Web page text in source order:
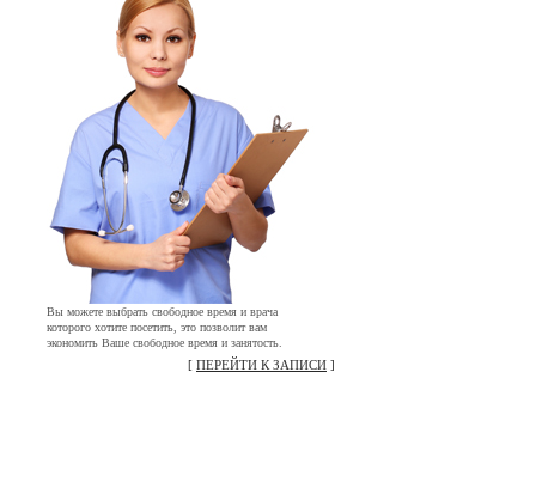
Вы можете выбрать свободное время и врача
которого хотите посетить, это позволит вам
экономить Ваше свободное время и занятость.
[ ПЕРЕЙТИ К ЗАПИСИ ]